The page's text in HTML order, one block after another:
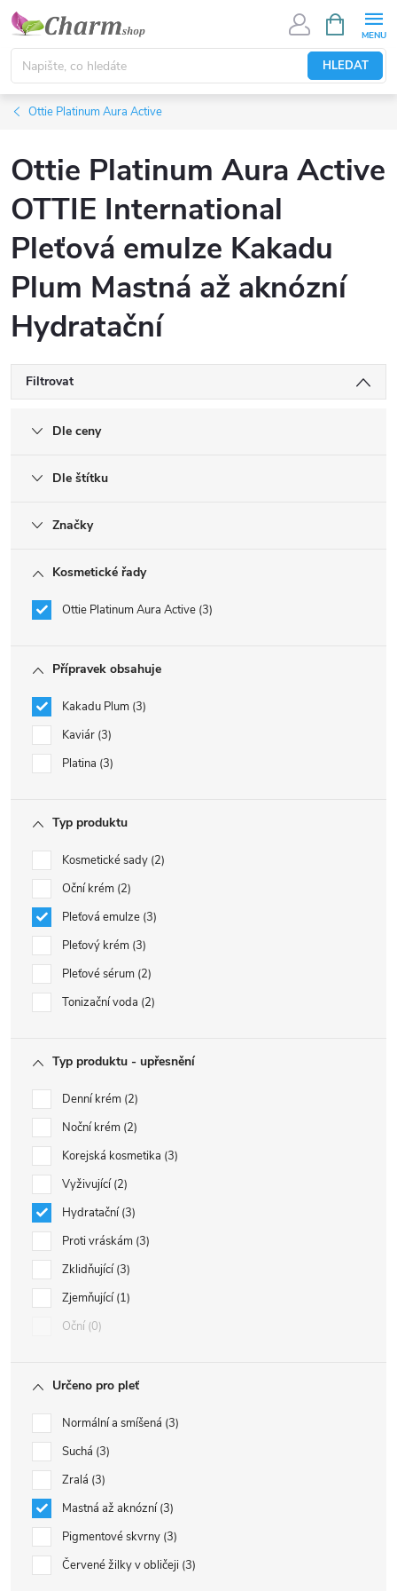
Přejít
obsah
HLEDAT
NÁKUPNÍ
KOŠÍK
Ottie Platinum Aura Active
Ottie Platinum Aura Active
OTTIE International
Pleťová emulze Kakadu
Plum Mastná až aknózní
Hydratační
Filtrovat
Dle ceny
Dle štítku
Značky
Kosmetické řady
Ottie Platinum Aura Active 3
Přípravek obsahuje
Kakadu Plum 3
Kaviár 3
Platina 3
Typ produktu
Kosmetické sady 2
Oční krém 2
Pleťová emulze 3
Pleťový krém 3
Pleťové sérum 2
Tonizační voda 2
Typ produktu - upřesnění
Denní krém 2
Noční krém 2
Korejská kosmetika 3
Vyživující 2
Hydratační 3
Proti vráskám 3
Zklidňující 3
Zjemňující 1
Oční 0
Určeno pro pleť
Normální a smíšená 3
Suchá 3
Zralá 3
Mastná až aknózní 3
Pigmentové skvrny 3
Červené žilky v obličeji 3